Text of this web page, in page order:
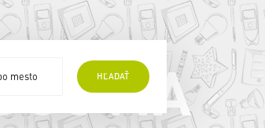
HĽADAŤ